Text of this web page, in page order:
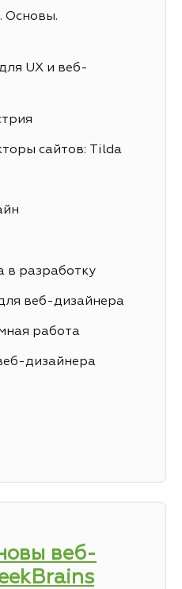
Основы.
UX и веб-
сайтов: Tilda
в разработку
веб-дизайнера
работа
дизайнера
веб-